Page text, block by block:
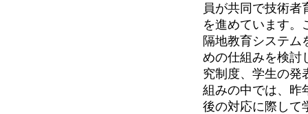
員が共同で技術者
を進めています。
隔地教育システム
めの仕組みを検討
究制度、学生の発
組みの中では、昨
後の対応に際して